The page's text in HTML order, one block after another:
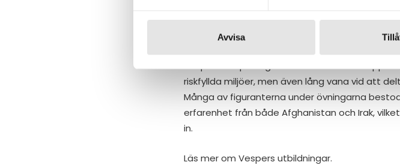
Avvisa
bidra till att vare sig allmänheten eller den
riskfyllda miljöer, men även lång vana vid att
Många av figuranterna under övningarna
erfarenhet från både Afghanistan och Irak,
in.
Läs mer om Vespers utbildningar.